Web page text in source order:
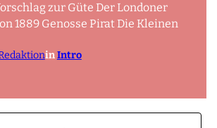
zur Güte Der Londoner
1889 Genosse Pirat Die Kleinen
inIntro